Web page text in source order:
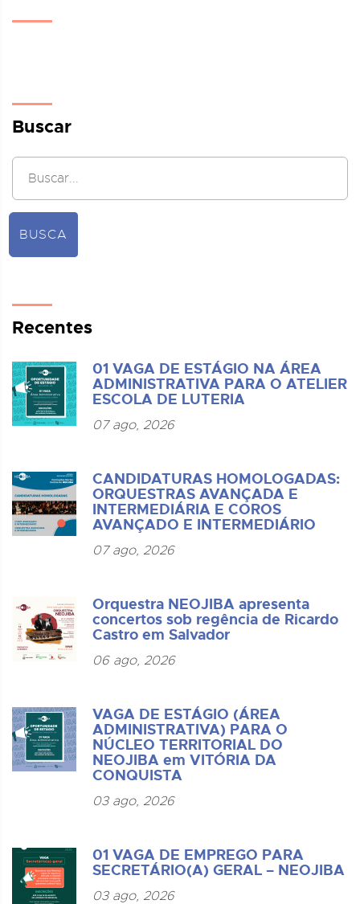
Buscar
BUSCA
Recentes
01 VAGA DE ESTÁGIO NA ÁREA
ADMINISTRATIVA PARA O ATELIER
ESCOLA DE LUTERIA
07 ago, 2026
CANDIDATURAS HOMOLOGADAS:
ORQUESTRAS AVANÇADA E
INTERMEDIÁRIA E COROS
AVANÇADO E INTERMEDIÁRIO
07 ago, 2026
Orquestra NEOJIBA apresenta
concertos sob regência de Ricardo
Castro em Salvador
06 ago, 2026
VAGA DE ESTÁGIO (ÁREA
ADMINISTRATIVA) PARA O
NÚCLEO TERRITORIAL DO
NEOJIBA em VITÓRIA DA
CONQUISTA
03 ago, 2026
01 VAGA DE EMPREGO PARA
SECRETÁRIO(A) GERAL – NEOJIBA
03 ago, 2026